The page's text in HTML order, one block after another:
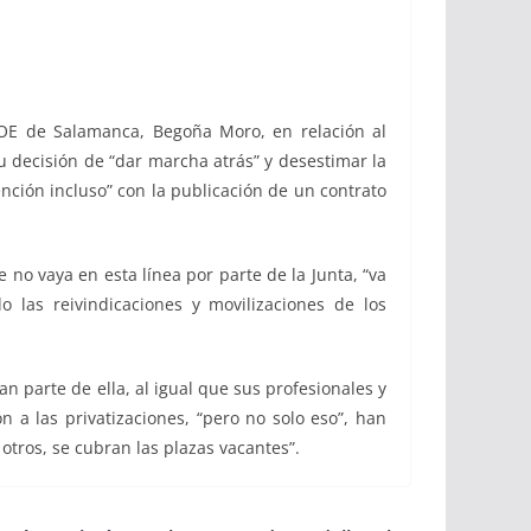
de Salamanca, Begoña Moro, en relación al
de “dar marcha atrás” y desestimar la
incluso” con la publicación de un contrato
vaya en esta línea por parte de la Junta, “va
las reivindicaciones y movilizaciones de los
parte de ella, al igual que sus profesionales y
las privatizaciones, “pero no solo eso”, han
se cubran las plazas vacantes”.